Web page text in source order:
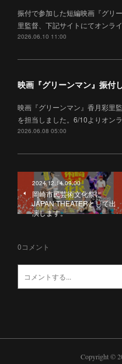
振付で参加した短編映画『グリ
里監督、下記サイトにてオンラ
2026.06.10 11:00
映画『グリーンマン』振付
映画『グリーンマン』香月彩里
を担当しました。6/10よりオン
2026.06.08 05:00
2024.12.14 09:00
岡崎市民芸術文化祭に
JAPAN THEATERとして出
演します。
0コメント
Copyright ©